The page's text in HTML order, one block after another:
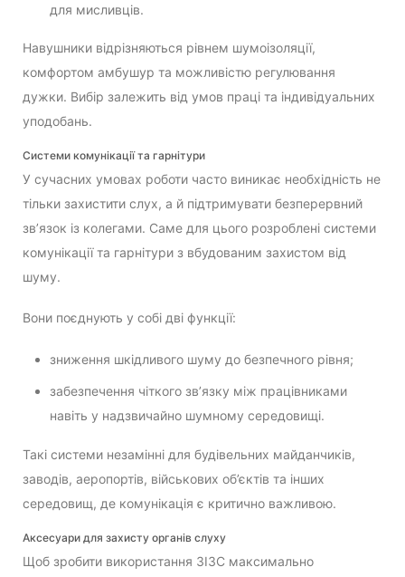
для мисливців.
Навушники відрізняються рівнем шумоізоляції,
комфортом амбушур та можливістю регулювання
дужки. Вибір залежить від умов праці та індивідуальних
уподобань.
Системи комунікації та гарнітури
У сучасних умовах роботи часто виникає необхідність не
тільки захистити слух, а й підтримувати безперервний
зв’язок із колегами. Саме для цього розроблені системи
комунікації та гарнітури з вбудованим захистом від
шуму.
Вони поєднують у собі дві функції:
зниження шкідливого шуму до безпечного рівня;
забезпечення чіткого зв’язку між працівниками
навіть у надзвичайно шумному середовищі.
Такі системи незамінні для будівельних майданчиків,
заводів, аеропортів, військових об’єктів та інших
середовищ, де комунікація є критично важливою.
Аксесуари для захисту органів слуху
Щоб зробити використання ЗІЗС максимально